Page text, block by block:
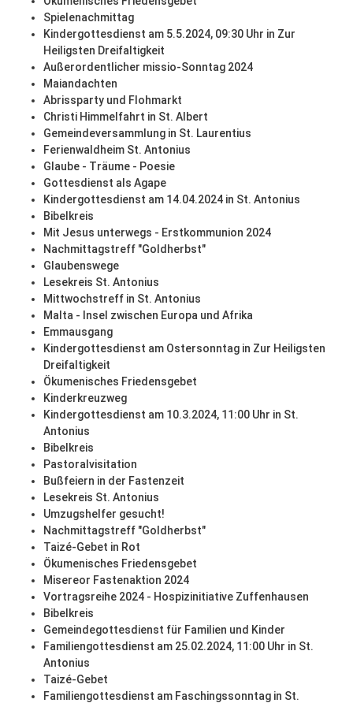
Spielenachmittag
Kindergottesdienst am 5.5.2024, 09:30 Uhr in Zur
Heiligsten Dreifaltigkeit
Außerordentlicher missio-Sonntag 2024
Maiandachten
Abrissparty und Flohmarkt
Christi Himmelfahrt in St. Albert
Gemeindeversammlung in St. Laurentius
Ferienwaldheim St. Antonius
Glaube - Träume - Poesie
Gottesdienst als Agape
Kindergottesdienst am 14.04.2024 in St. Antonius
Bibelkreis
Mit Jesus unterwegs - Erstkommunion 2024
Nachmittagstreff "Goldherbst"
Glaubenswege
Lesekreis St. Antonius
Mittwochstreff in St. Antonius
Malta - Insel zwischen Europa und Afrika
Emmausgang
Kindergottesdienst am Ostersonntag in Zur Heiligsten
Dreifaltigkeit
Ökumenisches Friedensgebet
Kinderkreuzweg
Kindergottesdienst am 10.3.2024, 11:00 Uhr in St.
Antonius
Bibelkreis
Pastoralvisitation
Bußfeiern in der Fastenzeit
Lesekreis St. Antonius
Umzugshelfer gesucht!
Nachmittagstreff "Goldherbst"
Taizé-Gebet in Rot
Ökumenisches Friedensgebet
Misereor Fastenaktion 2024
Vortragsreihe 2024 - Hospizinitiative Zuffenhausen
Bibelkreis
Gemeindegottesdienst für Familien und Kinder
Familiengottesdienst am 25.02.2024, 11:00 Uhr in St.
Antonius
Taizé-Gebet
Familiengottesdienst am Faschingssonntag in St.